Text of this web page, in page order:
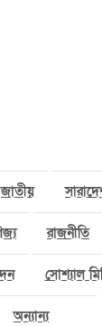
জাতীয়
রাজনীতি
সোশ্যাল
অন্যান্য